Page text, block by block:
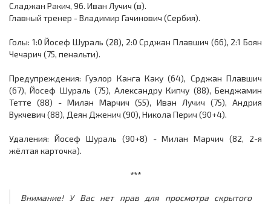
Сладжан Ракич, 96. Иван Лучич (в).
Главный тренер - Владимир Гачинович (Сербия).
Голы: 1:0 Йосеф Шураль (28), 2:0 Срджан Плавшич (66), 2:1 Боян
Чечарич (75, пенальти).
Предупреждения: Гуэлор Канга Каку (64), Срджан Плавшич
(67), Йосеф Шураль (75), Александру Кипчу (88), Бенджамин
Тетте (88) - Милан Марчич (55), Иван Лучич (75), Андрия
Вукчевич (88), Деян Дженич (90), Никола Перич (90+4).
Удаления: Йосеф Шураль (90+8) - Милан Марчич (82, 2-я
жёлтая карточка).
***
Внимание! У Вас нет прав для просмотра скрытого